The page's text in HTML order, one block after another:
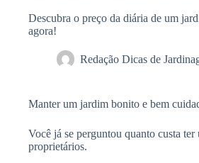
Descubra o preço da diária de um
agora!
Redação Dicas de
Manter um jardim bonito e bem
Você já se perguntou quanto custa
proprietários.